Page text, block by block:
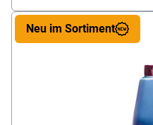
Neu im Sortiment